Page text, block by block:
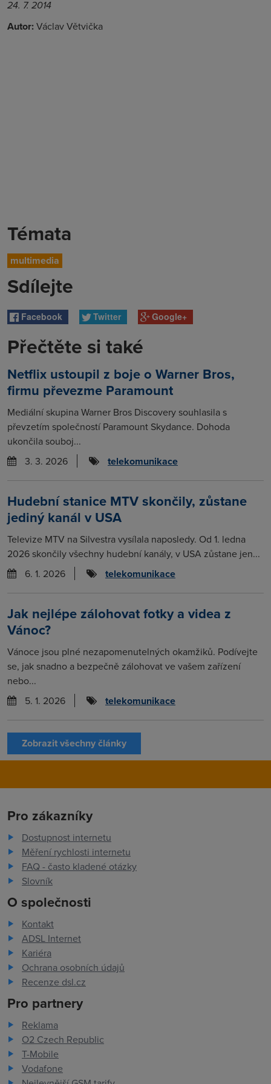
24. 7. 2014
Autor: Václav Větvička
Témata
multimedia
Sdílejte
Facebook Twitter Google+
Přečtěte si také
Netflix ustoupil z boje o Warner Bros,
firmu převezme Paramount
Mediální skupina Warner Bros Discovery souhlasila s
převzetím společností Paramount Skydance. Dohoda
ukončila souboj...
3. 3. 2026
telekomunikace
Hudební stanice MTV skončily, zůstane
jediný kanál v USA
Televize MTV na Silvestra vysílala naposledy. Od 1. ledna
2026 skončily všechny hudební kanály, v USA zůstane jen...
6. 1. 2026
telekomunikace
Jak nejlépe zálohovat fotky a videa z
Vánoc?
Vánoce jsou plné nezapomenutelných okamžiků. Podívejte
se, jak snadno a bezpečně zálohovat ve vašem zařízení
nebo...
5. 1. 2026
telekomunikace
Zobrazit všechny články
Pro zákazníky
Dostupnost internetu
Měření rychlosti internetu
FAQ - často kladené otázky
Slovník
O společnosti
Kontakt
ADSL Internet
Kariéra
Ochrana osobních údajů
Recenze dsl.cz
Pro partnery
Reklama
O2 Czech Republic
T-Mobile
Vodafone